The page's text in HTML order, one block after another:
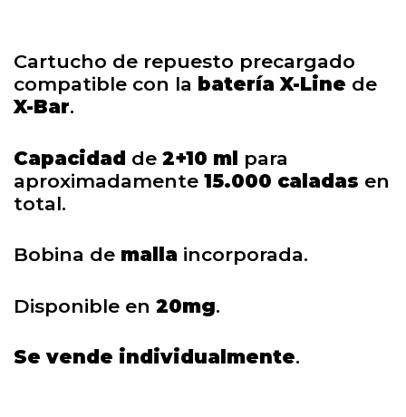
Cartucho de repuesto precargado
compatible con la batería X-Line de
X-Bar.
Capacidad de 2+10 ml para
aproximadamente 15.000 caladas en
total.
Bobina de malla incorporada.
Disponible en 20mg.
Se vende individualmente.